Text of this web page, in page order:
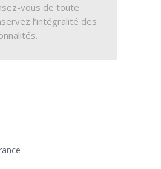
vous de toute
l’intégralité des